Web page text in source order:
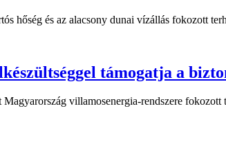
hőség és az alacsony dunai vízállás fokozott
támogatja a
villamosenergia-rendszere